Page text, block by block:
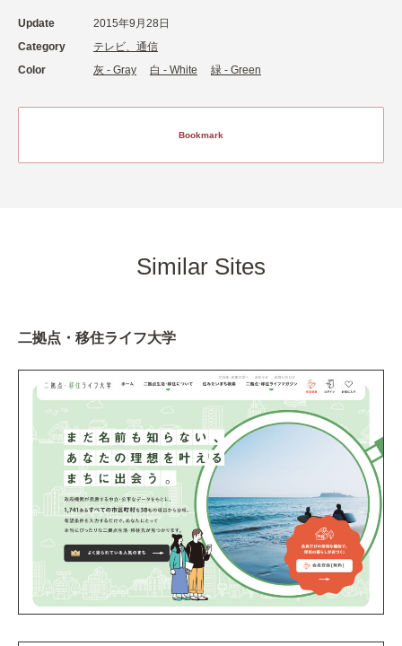
Update
2015年9月28日
Category
テレビ、通信
Color
灰 - Gray 白 - White 緑 - Green
Bookmark
Similar Sites
二拠点・移住ライフ大学